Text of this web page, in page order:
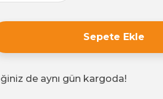
Sepete Ekle
de aynı gün kargoda!